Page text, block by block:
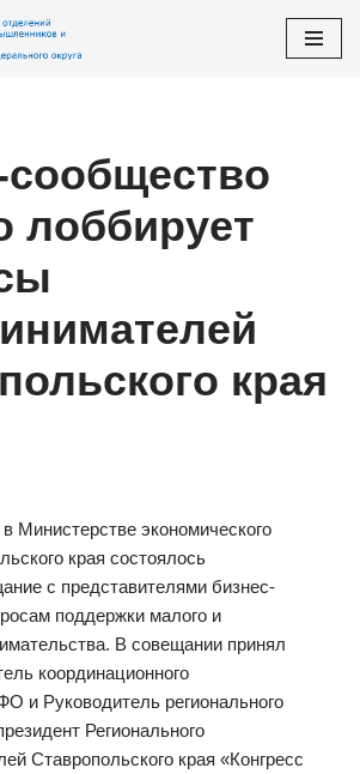
сообщество
лоббирует
края
Министерстве экономического
края состоялось
с представителями бизнес-
поддержки малого и
В совещании принял
координационного
и Руководитель регионального
Регионального
Ставропольского края «Конгресс